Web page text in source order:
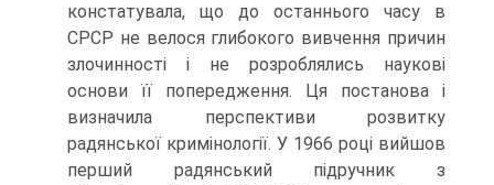
констатувала, що до останнього часу в
СРСР не велося глибокого вивчення причин
злочинності і не розроблялись наукові
основи її попередження. Ця постанова і
визначила перспективи розвитку
радянської кримінології. У 1966 році вийшов
перший радянський підручник з